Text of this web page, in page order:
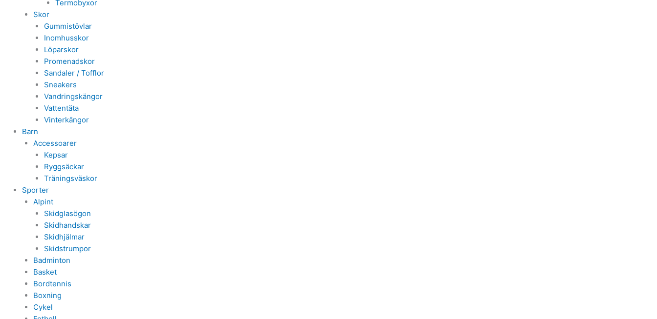
Termobyxor
Skor
Gummistövlar
Inomhusskor
Löparskor
Promenadskor
Sandaler / Tofflor
Sneakers
Vandringskängor
Vattentäta
Vinterkängor
Barn
Accessoarer
Kepsar
Ryggsäckar
Träningsväskor
Sporter
Alpint
Skidglasögon
Skidhandskar
Skidhjälmar
Skidstrumpor
Badminton
Basket
Bordtennis
Boxning
Cykel